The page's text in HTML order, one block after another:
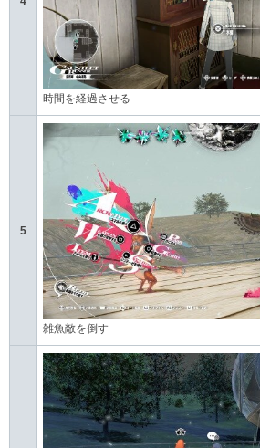
時間を経過させる
5
雑魚敵を倒す